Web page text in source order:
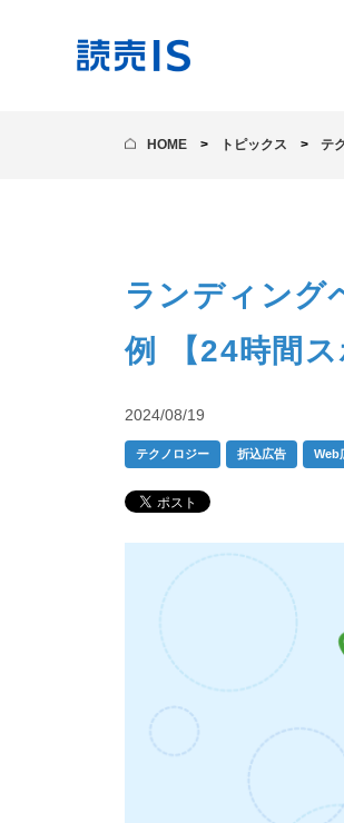
HOME トピックス テ
ランディング
例 【24時間ス
2024/08/19
テクノロジー 折込広告 Web